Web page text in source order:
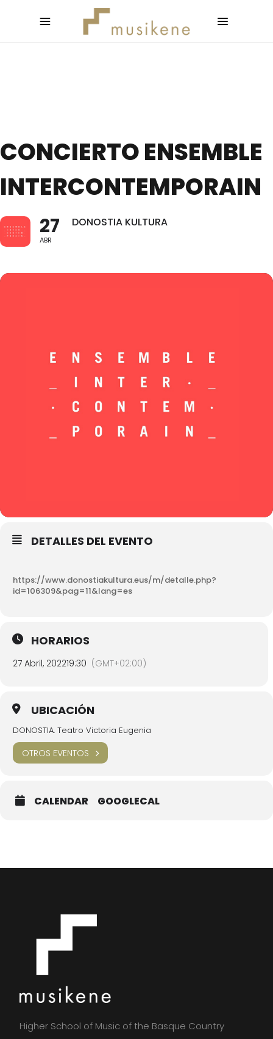
CONCIERTO ENSEMBLE
INTERCONTEMPORAIN
27
ABR
DONOSTIA KULTURA
DETALLES DEL EVENTO
https://www.donostiakultura.eus/m/detalle.php?
id=106309&pag=11&lang=es
HORARIOS
27 Abril, 202219:30 (GMT+02:00)
UBICACIÓN
DONOSTIA. Teatro Victoria Eugenia
OTROS EVENTOS
CALENDAR GOOGLECAL
Higher School of Music of the Basque Country